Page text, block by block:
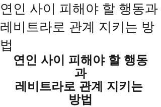
연인 사이 피해야 할 행동과
레비트라로 관계 지키는 방
법
연인 사이 피해야 할 행동
과
레비트라로 관계 지키는
방법